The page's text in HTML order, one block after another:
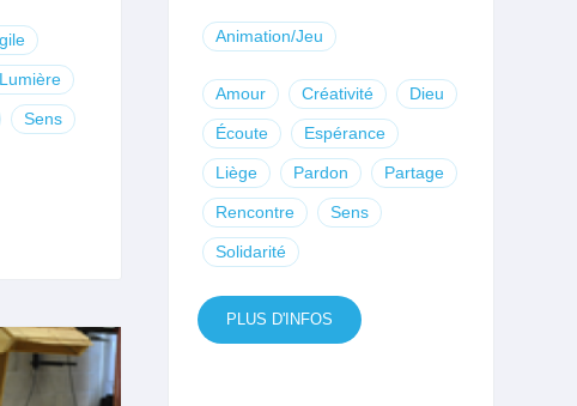
Lumière
Sens
Animation/Jeu
Amour Créativité Dieu
Écoute Espérance
Liège Pardon Partage
Rencontre Sens
Solidarité
PLUS D'INFOS